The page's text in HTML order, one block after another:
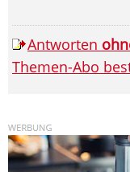
Antworten
Themen-Abo